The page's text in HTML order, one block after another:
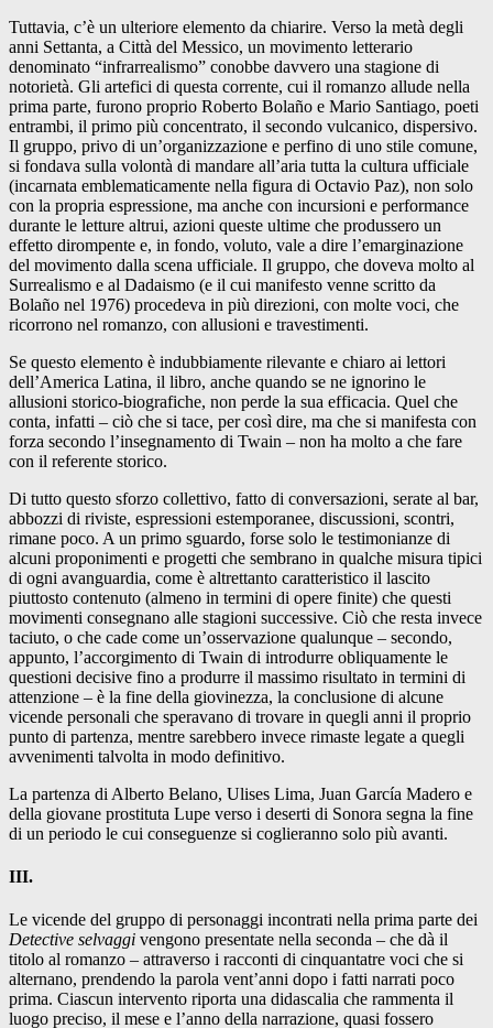
Tuttavia, c’è un ulteriore elemento da chiarire. Verso la metà degli
anni Settanta, a Città del Messico, un movimento letterario
denominato “infrarrealismo” conobbe davvero una stagione di
notorietà. Gli artefici di questa corrente, cui il romanzo allude nella
prima parte, furono proprio Roberto Bolaño e Mario Santiago, poeti
entrambi, il primo più concentrato, il secondo vulcanico, dispersivo.
Il gruppo, privo di un’organizzazione e perfino di uno stile comune,
si fondava sulla volontà di mandare all’aria tutta la cultura ufficiale
(incarnata emblematicamente nella figura di Octavio Paz), non solo
con la propria espressione, ma anche con incursioni e performance
durante le letture altrui, azioni queste ultime che produssero un
effetto dirompente e, in fondo, voluto, vale a dire l’emarginazione
del movimento dalla scena ufficiale. Il gruppo, che doveva molto al
Surrealismo e al Dadaismo (e il cui manifesto venne scritto da
Bolaño nel 1976) procedeva in più direzioni, con molte voci, che
ricorrono nel romanzo, con allusioni e travestimenti.
Se questo elemento è indubbiamente rilevante e chiaro ai lettori
dell’America Latina, il libro, anche quando se ne ignorino le
allusioni storico-biografiche, non perde la sua efficacia. Quel che
conta, infatti – ciò che si tace, per così dire, ma che si manifesta con
forza secondo l’insegnamento di Twain – non ha molto a che fare
con il referente storico.
Di tutto questo sforzo collettivo, fatto di conversazioni, serate al bar,
abbozzi di riviste, espressioni estemporanee, discussioni, scontri,
rimane poco. A un primo sguardo, forse solo le testimonianze di
alcuni proponimenti e progetti che sembrano in qualche misura tipici
di ogni avanguardia, come è altrettanto caratteristico il lascito
piuttosto contenuto (almeno in termini di opere finite) che questi
movimenti consegnano alle stagioni successive. Ciò che resta invece
taciuto, o che cade come un’osservazione qualunque – secondo,
appunto, l’accorgimento di Twain di introdurre obliquamente le
questioni decisive fino a produrre il massimo risultato in termini di
attenzione – è la fine della giovinezza, la conclusione di alcune
vicende personali che speravano di trovare in quegli anni il proprio
punto di partenza, mentre sarebbero invece rimaste legate a quegli
avvenimenti talvolta in modo definitivo.
La partenza di Alberto Belano, Ulises Lima, Juan García Madero e
della giovane prostituta Lupe verso i deserti di Sonora segna la fine
di un periodo le cui conseguenze si coglieranno solo più avanti.
III.
Le vicende del gruppo di personaggi incontrati nella prima parte dei
Detective selvaggi vengono presentate nella seconda – che dà il
titolo al romanzo – attraverso i racconti di cinquantatre voci che si
alternano, prendendo la parola vent’anni dopo i fatti narrati poco
prima. Ciascun intervento riporta una didascalia che rammenta il
luogo preciso, il mese e l’anno della narrazione, quasi fossero